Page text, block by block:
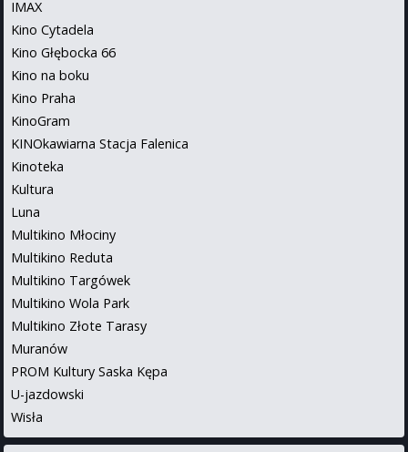
IMAX
Kino Cytadela
Kino Głębocka 66
Kino na boku
Kino Praha
KinoGram
KINOkawiarna Stacja Falenica
Kinoteka
Kultura
Luna
Multikino Młociny
Multikino Reduta
Multikino Targówek
Multikino Wola Park
Multikino Złote Tarasy
Muranów
PROM Kultury Saska Kępa
U-jazdowski
Wisła